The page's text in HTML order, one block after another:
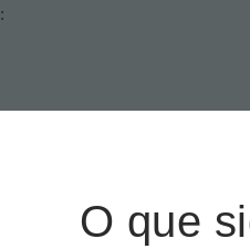
:
O que